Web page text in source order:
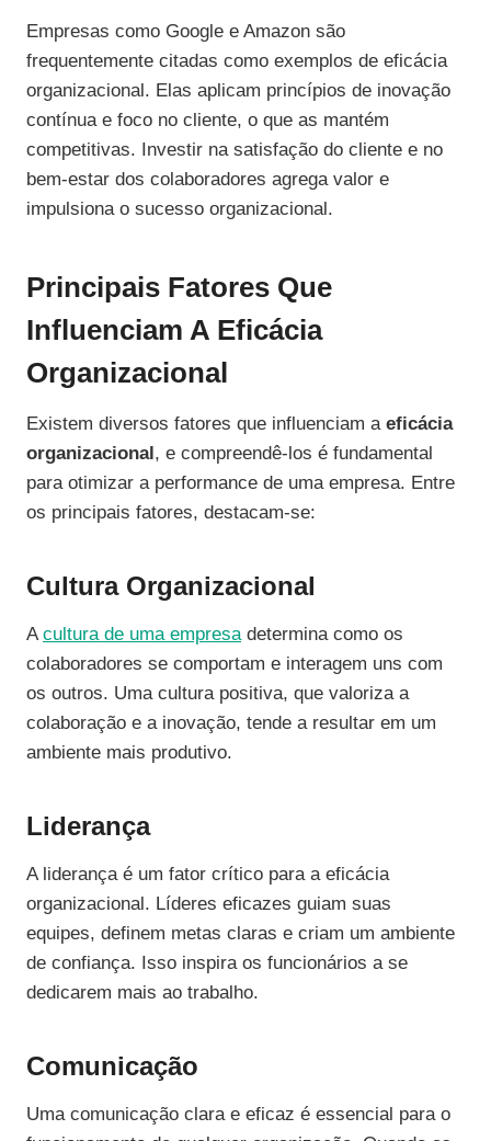
Empresas como Google e Amazon são
frequentemente citadas como exemplos de eficácia
organizacional. Elas aplicam princípios de inovação
contínua e foco no cliente, o que as mantém
competitivas. Investir na satisfação do cliente e no
bem-estar dos colaboradores agrega valor e
impulsiona o sucesso organizacional.
Principais Fatores Que
Influenciam A Eficácia
Organizacional
Existem diversos fatores que influenciam a eficácia
organizacional , e compreendê-los é fundamental
para otimizar a performance de uma empresa. Entre
os principais fatores, destacam-se:
Cultura Organizacional
Acultura de uma empresadetermina como os
colaboradores se comportam e interagem uns com
os outros. Uma cultura positiva, que valoriza a
colaboração e a inovação, tende a resultar em um
ambiente mais produtivo.
Liderança
A liderança é um fator crítico para a eficácia
organizacional. Líderes eficazes guiam suas
equipes, definem metas claras e criam um ambiente
de confiança. Isso inspira os funcionários a se
dedicarem mais ao trabalho.
Comunicação
Uma comunicação clara e eficaz é essencial para o